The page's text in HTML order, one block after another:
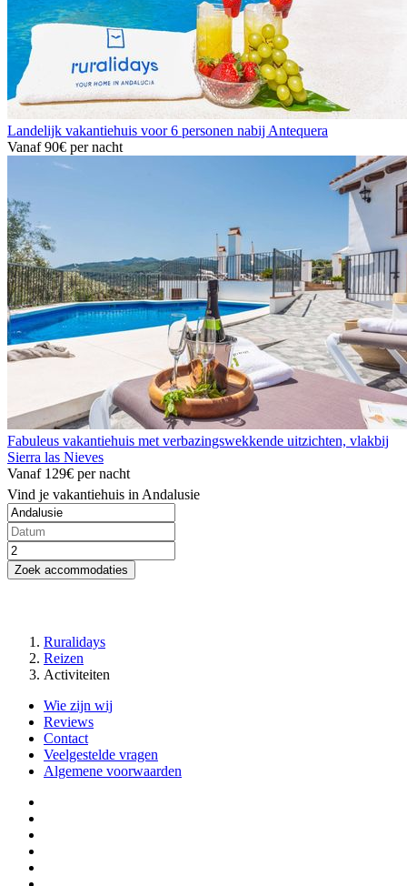
Landelijk vakantiehuis voor 6 personen nabij Antequera
Vanaf90€ per nacht
Fabuleus vakantiehuis met verbazingswekkende uitzichten, vlakbij
Sierra las Nieves
Vanaf 129€ per nacht
Vind je vakantiehuis in Andalusie
Zoek accommodaties
Ruralidays
Reizen
Activiteiten
Wie zijn wij
Reviews
Contact
Veelgestelde vragen
Algemene voorwaarden